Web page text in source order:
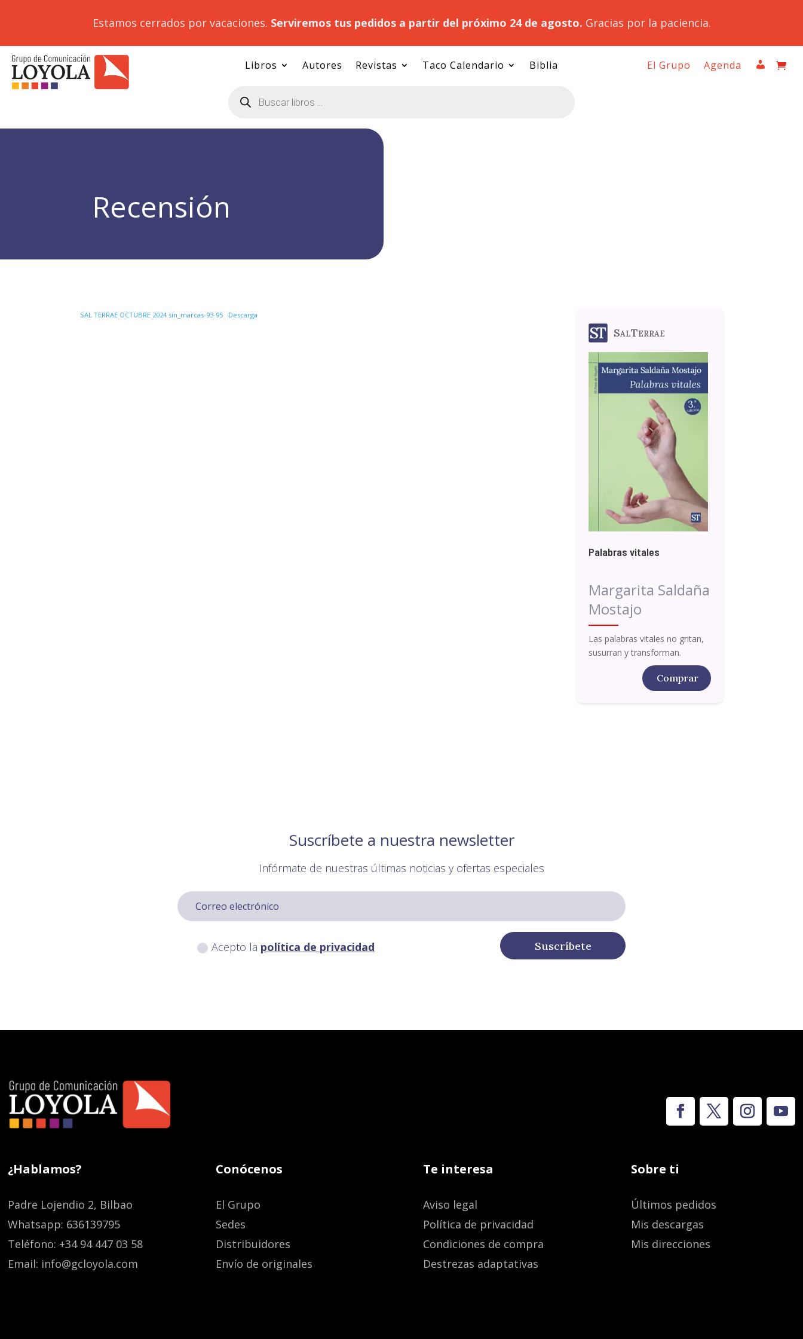
Estamos cerrados por vacaciones. Serviremos tus pedidos a partir del próximo 24 de agosto. Gracias por la paciencia.
Libros Autores Revistas Taco Calendario Biblia
productos
El Grupo Agenda
Recensión
SAL TERRAE OCTUBRE 2024 sin_marcas-93-95 Descarga
SalTerrae
Palabras vitales
Margarita Saldaña
Mostajo
Las palabras vitales no gritan,
susurran y transforman.
Comprar
Suscríbete a nuestra newsletter
Infórmate de nuestras últimas noticias y ofertas especiales
Acepto la política de privacidad Suscríbete
¿Hablamos?
Padre Lojendio 2, Bilbao
Whatsapp: 636139795
Teléfono: +34 94 447 03 58
Email: info@gcloyola.com
Conócenos
El Grupo
Sedes
Distribuidores
Envío de originales
Te interesa
Aviso legal
Política de privacidad
Condiciones de compra
Destrezas adaptativas
Sobre ti
Últimos pedidos
Mis descargas
Mis direcciones